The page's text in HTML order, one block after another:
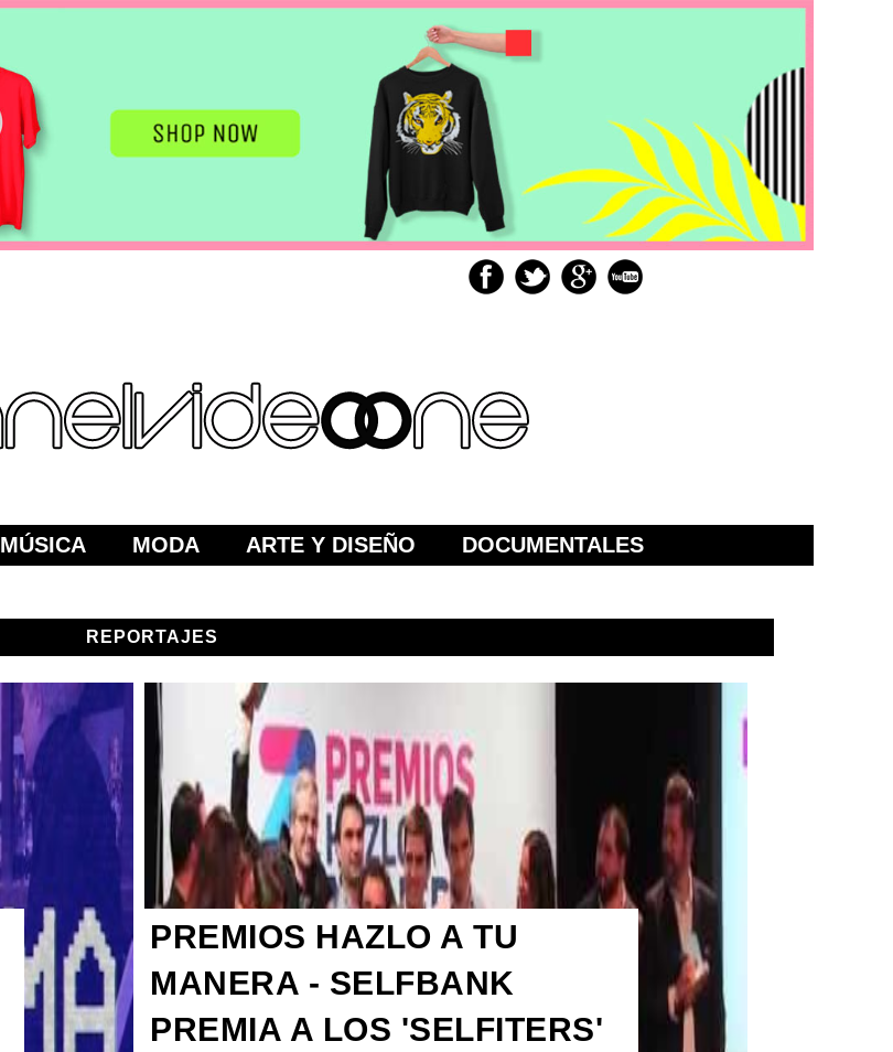
MÚSICA MODA ARTE Y DISEÑO DOCUMENTALES
REPORTAJES
PREMIOS HAZLO A TU
MANERA - SELFBANK
PREMIA A LOS 'SELFITERS'